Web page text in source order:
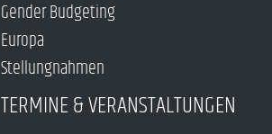
Gender Budgeting
Europa
Stellungnahmen
TERMINE & VERANSTALTUNGEN